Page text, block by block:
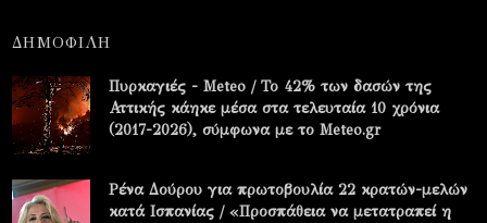
ΔΗΜΟΦΙΛΗ
Πυρκαγιές - Meteo / Το 42% των δασών της
Αττικής κάηκε μέσα στα τελευταία 10 χρόνια
(2017-2026), σύμφωνα με το Meteo.gr
Ρένα Δούρου για πρωτοβουλία 22 κρατών-μελών
κατά Ισπανίας / «Προσπάθεια να μετατραπεί η